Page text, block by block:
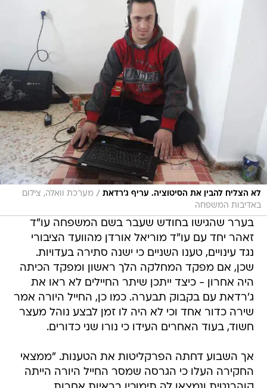
לא הצליח להבין את הסיטוציה. עריף ג'רדאת / מערכת וואלה, צילום
באדיבות המשפחה
בערר שהגישו בחודש שעבר בשם המשפחה עו"ד
זאהר יחד עם עו"ד מוריאל אורדן מהוועד הציבורי
נגד עינויים, טענו השניים כי ישנה סתירה בעדויות.
שכן, אם מפקד המחלקה הלך ראשון ומפקד הכיתה
היה אחרון - כיצד ייתכן שיתר החיילים לא ראו את
ג'רדאת עם בקבוק תבערה. כמו כן, החייל היורה אמר
שירה כדור אחד וכי לא היה לו זמן לבצע נוהל מעצר
חשוד, בעוד האחרים העידו כי נורו שני כדורים.
אך השבוע דחתה הפרקליטות את הטענות. "ממצאי
החקירה העלו כי הגרסה שמסר החייל היורה הייתה